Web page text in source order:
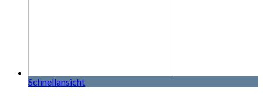
Schnellansicht